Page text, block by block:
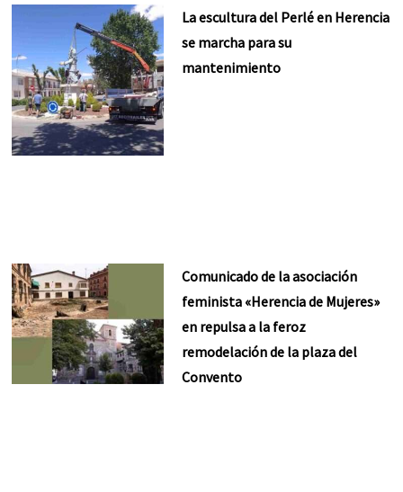
La escultura del Perlé en Herencia
se marcha para su
mantenimiento
Comunicado de la asociación
feminista «Herencia de Mujeres»
en repulsa a la feroz
remodelación de la plaza del
Convento